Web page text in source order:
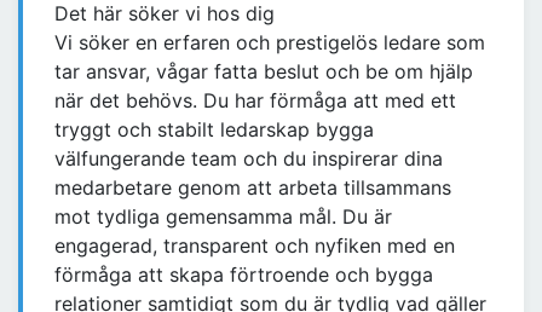
Det här söker vi hos dig
Vi söker en erfaren och prestigelös ledare som
tar ansvar, vågar fatta beslut och be om hjälp
när det behövs. Du har förmåga att med ett
tryggt och stabilt ledarskap bygga
välfungerande team och du inspirerar dina
medarbetare genom att arbeta tillsammans
mot tydliga gemensamma mål. Du är
engagerad, transparent och nyfiken med en
förmåga att skapa förtroende och bygga
relationer samtidigt som du är tydlig vad gäller